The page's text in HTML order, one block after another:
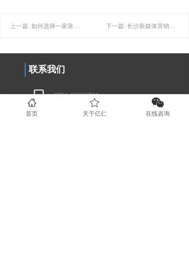
联系我们
0731-89853708
首页 关于亿仁 在线咨询